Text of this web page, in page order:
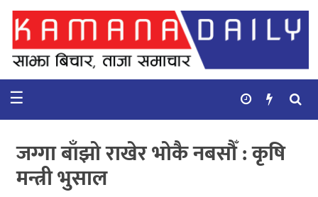
गृहपृष्ठ
समाचार
कुराकानी
☰
जग्गा बाँझो राखेर भोकै नबसौँ : कृषि
मन्त्री भुसाल